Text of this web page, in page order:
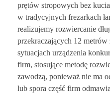
prętów stropowych bez
w tradycyjnych frezarkach
realizujemy rozwiercanie
przekraczających 12
sytuacjach urządzenia
firm, stosujące metodę
zawodzą, ponieważ nie ma
lub spora część firm